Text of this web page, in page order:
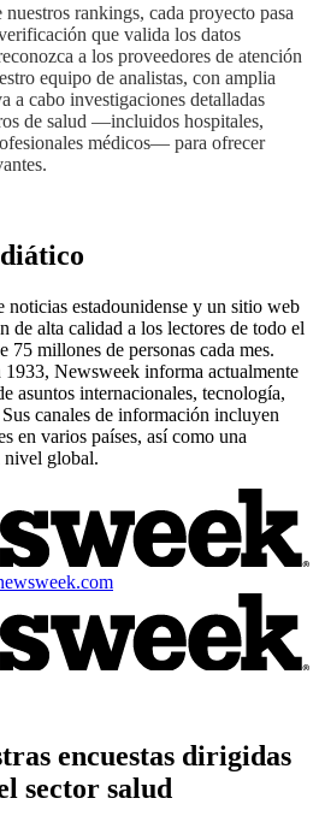
rankings, cada proyecto pasa
que valida los datos
a los proveedores de atención
equipo de analistas, con amplia
a cabo investigaciones detalladas
de salud —incluidos hospitales,
médicos— para ofrecer
noticias estadounidense y un sitio web
de alta calidad a los lectores de todo el
75 millones de personas cada mes.
Newsweek informa actualmente
asuntos internacionales, tecnología,
canales de información incluyen
en varios países, así como una
nivel global.
encuestas dirigidas
sector salud